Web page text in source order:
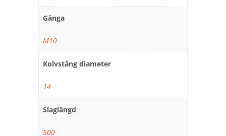
Gänga
M10
Kolvstång diameter
14
Slaglängd
300